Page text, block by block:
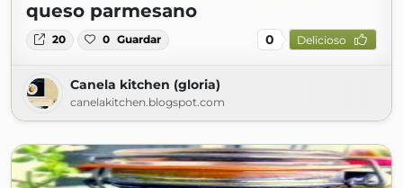
queso parmesano
20 0 Guardar 0 Delicioso
Canela kitchen (gloria)
canelakitchen.blogspot.com